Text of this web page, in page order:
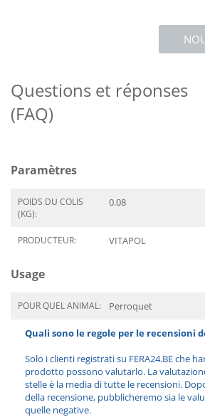
Questions et réponses
(FAQ)
Paramètres
POIDS DU COLIS
(KG):
0.08
PRODUCTEUR: VITAPOL
Usage
POUR QUEL ANIMAL: Perroquet
Quali sono le regole per le recensioni
Solo i clienti registrati su FERA24.BE che
prodotto possono valutarlo. La
stelle è la media di tutte le recensioni.
della recensione, pubblicheremo sia le
quelle negative.